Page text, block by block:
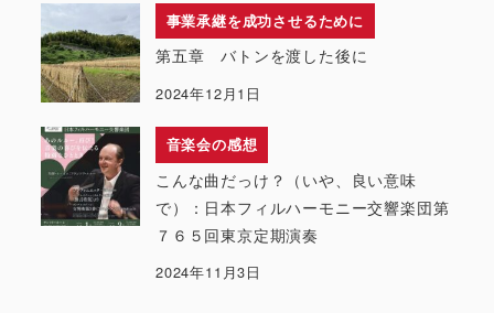
事業承継を成功させるために
第五章 バトンを渡した後に
2024年12月1日
音楽会の感想
こんな曲だっけ？（いや、良い意味
で）：日本フィルハーモニー交響楽団第
７６５回東京定期演奏
2024年11月3日